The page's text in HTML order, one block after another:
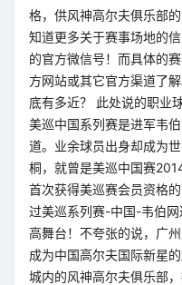
格，供风神高尔夫俱乐部
知道更多关于赛事场地的
的官方微信号！而具体的
方网站或其它官方渠道了
底有多近？ 此处说的职业
美巡中国系列赛是进军韦
道。业余球员出身却成为
桐，就曾是美巡中国赛
首次获得美巡赛会员资格
过美巡系列赛-中国-韦伯
高舞台！不夸张的说，广
成为中国高尔夫国际新星
城内的风神高尔夫俱乐部